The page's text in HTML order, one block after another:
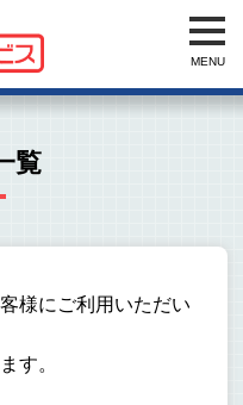
MENU
覧
様にご利用いただい
す。